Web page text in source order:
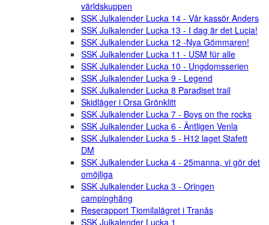
världskuppen
SSK Julkalender Lucka 14 - Vår kassör Anders
SSK Julkalender Lucka 13 - I dag är det Lucia!
SSK Julkalender Lucka 12 -Nya Gömmaren!
SSK Julkalender Lucka 11 - USM für alle
SSK Julkalender Lucka 10 - Ungdomsserien
SSK Julkalender Lucka 9 - Legend
SSK Julkalender Lucka 8 Paradiset trail
Skidläger i Orsa Grönklitt
SSK Julkalender Lucka 7 - Boys on the rocks
SSK Julkalender Lucka 6 - Äntligen Venla
SSK Julkalender Lucka 5 - H12 laget Stafett
DM
SSK Julkalender Lucka 4 - 25manna, vi gör det
omöjliga
SSK Julkalender Lucka 3 - Oringen
campinghäng
Reserapport Tiomilalägret i Tranås
SSK Julkalender Lucka 1